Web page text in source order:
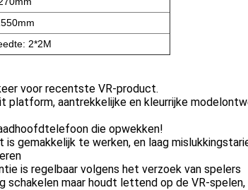
2*2M
voor recentste VR-product.
platform, aantrekkelijke en kleurrijke
die opwekken!
gemakkelijk te werken, en laag
is regelbaar volgens het verzoek van spelers
maar houdt lettend op de VR-spelen,